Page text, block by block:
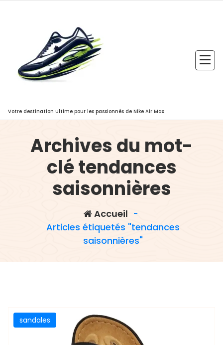
Votre destination ultime pour les passionnés de Nike Air Max.
Archives du mot-
clé tendances
saisonnières
Accueil -
Articles étiquetés "tendances
saisonnières"
sandales